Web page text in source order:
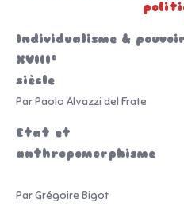
Individualisme &
XVIIIe
Par Paolo Alvazzi del Frate
Etat et
Par Grégoire Bigot